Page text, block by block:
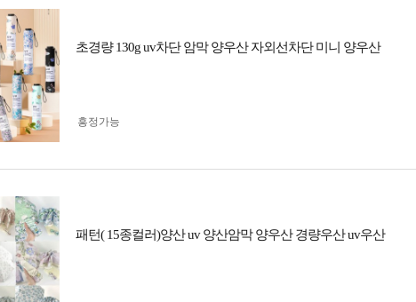
초경량 130g uv차단 암막 양우산 자외선차단 미니 양우산
흥정가능
패턴( 15종컬러)양산 uv 양산암막 양우산 경량우산 uv우산